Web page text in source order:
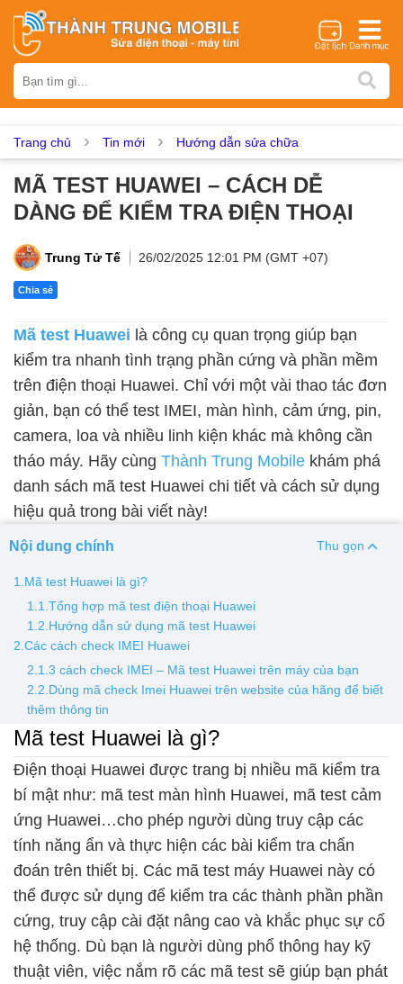
iPhone Samsung Oppo Xiaomi Realme Vivo
Nokia
Asus Sony Vertu LG Tecno
Dịch vụ sửa chữa
Ép kính Thay camera
Thay loa Thay kính lưng Thay vỏ Thay chân sạc
Màn hình Realme Màn hình Vivo
Màn hình Vsmart Màn hình Google Pixel
Thay pin
Pin iPhone Pin Samsumg Pin Oppo Pin Xiaomi
Vỏ Huawei
Trang chủ Tin mới Hướng dẫn sửa chữa
MÃ TEST HUAWEI – CÁCH DỄ
DÀNG ĐỂ KIỂM TRA ĐIỆN THOẠI
Trung Tử Tế 26/02/2025 12:01 PM (GMT +07)
Chia sẻ
Mã test Huawei là công cụ quan trọng giúp bạn
kiểm tra nhanh tình trạng phần cứng và phần mềm
trên điện thoại Huawei. Chỉ với một vài thao tác đơn
giản, bạn có thể test IMEI, màn hình, cảm ứng, pin,
camera, loa và nhiều linh kiện khác mà không cần
tháo máy. Hãy cùng Thành Trung Mobile khám phá
danh sách mã test Huawei chi tiết và cách sử dụng
hiệu quả trong bài viết này!
Nội dung chính Thu gọn
1.Mã test Huawei là gì?
1.1.Tổng hợp mã test điện thoại Huawei
1.2.Hướng dẫn sử dụng mã test Huawei
2.Các cách check IMEI Huawei
2.1.3 cách check IMEI – Mã test Huawei trên máy của bạn
2.2.Dùng mã check Imei Huawei trên website của hãng để biết
thêm thông tin
Mã test Huawei là gì?
Điện thoại Huawei được trang bị nhiều mã kiểm tra
bí mật như: mã test màn hình Huawei, mã test cảm
ứng Huawei…cho phép người dùng truy cập các
tính năng ẩn và thực hiện các bài kiểm tra chẩn
đoán trên thiết bị. Các mã test máy Huawei này có
thể được sử dụng để kiểm tra các thành phần phần
cứng, truy cập cài đặt nâng cao và khắc phục sự cố
hệ thống. Dù bạn là người dùng phổ thông hay kỹ
thuật viên, việc nắm rõ các mã test sẽ giúp bạn phát